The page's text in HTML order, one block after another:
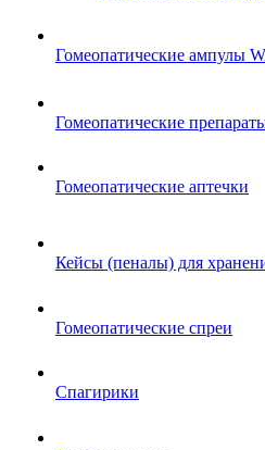
Гомеопатические ампулы
Гомеопатические
Гомеопатические аптечки
Кейсы (пеналы) для
Гомеопатические спреи
Спагирики